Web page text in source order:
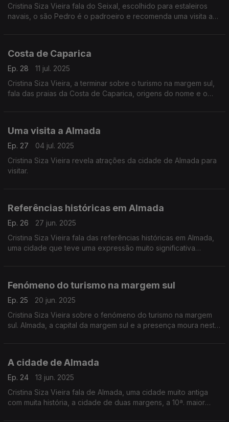
Cristina Siza Vieira fala do Seixal, escolhido para estaleiros
navais, o são Pedro é o padroeiro e recomenda uma visita ao
Costa de Caparica
Ep. 28
11 jul. 2025
Cristina Siza Vieira, a terminar sobre o turismo na margem sul,
fala das praias da Costa de Caparica, origens do nome e o
Uma visita a Almada
Ep. 27
04 jul. 2025
Cristina Siza Vieira revela atrações da cidade de Almada para
visitar.
Referências históricas em Almada
Ep. 26
27 jun. 2025
Cristina Siza Vieira fala das referências históricas em Almada,
uma cidade que teve uma expressão muito significativa
Fenómeno do turismo na margem sul
Ep. 25
20 jun. 2025
Cristina Siza Vieira sobre o fenómeno do turismo na margem
sul. Almada, a capital da margem sul e a presença moura nesta
A cidade de Almada
Ep. 24
13 jun. 2025
Cristina Siza Vieira fala de Almada, uma cidade muito antiga
com muita história, a cidade de duas margens, a 10ª. maior